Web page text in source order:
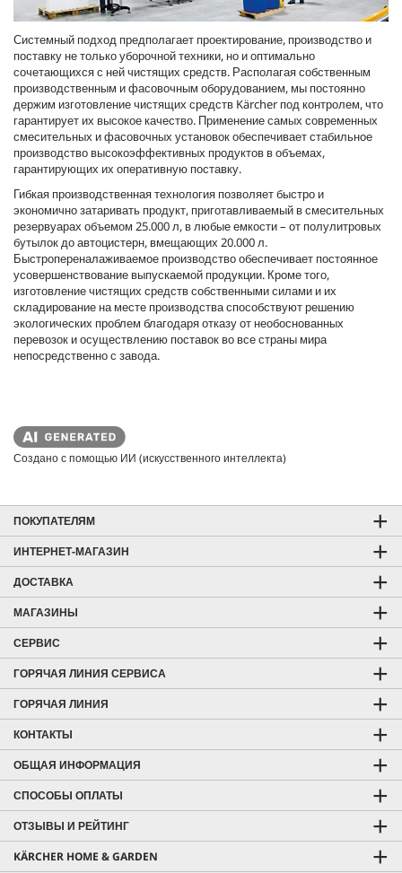
Системный подход предполагает проектирование, производство и
поставку не только уборочной техники, но и оптимально
сочетающихся с ней чистящих средств. Располагая собственным
производственным и фасовочным оборудованием, мы постоянно
держим изготовление чистящих средств Kärcher под контролем, что
гарантирует их высокое качество. Применение самых современных
смесительных и фасовочных установок обеспечивает стабильное
производство высокоэффективных продуктов в объемах,
гарантирующих их оперативную поставку.
Гибкая производственная технология позволяет быстро и
экономично затаривать продукт, приготавливаемый в смесительных
резервуарах объемом 25.000 л, в любые емкости – от полулитровых
бутылок до автоцистерн, вмещающих 20.000 л.
Быстропереналаживаемое производство обеспечивает постоянное
усовершенствование выпускаемой продукции. Кроме того,
изготовление чистящих средств собственными силами и их
складирование на месте производства способствуют решению
экологических проблем благодаря отказу от необоснованных
перевозок и осуществлению поставок во все страны мира
непосредственно с завода.
Создано с помощью ИИ (искусственного интеллекта)
ПОКУПАТЕЛЯМ
ИНТЕРНЕТ-МАГАЗИН
ДОСТАВКА
МАГАЗИНЫ
СЕРВИС
ГОРЯЧАЯ ЛИНИЯ СЕРВИСА
ГОРЯЧАЯ ЛИНИЯ
КОНТАКТЫ
ОБЩАЯ ИНФОРМАЦИЯ
СПОСОБЫ ОПЛАТЫ
ОТЗЫВЫ И РЕЙТИНГ
KÄRCHER HOME & GARDEN